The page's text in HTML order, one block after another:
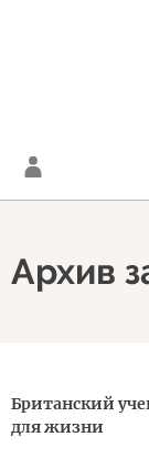
Архив
Британский
для жизни